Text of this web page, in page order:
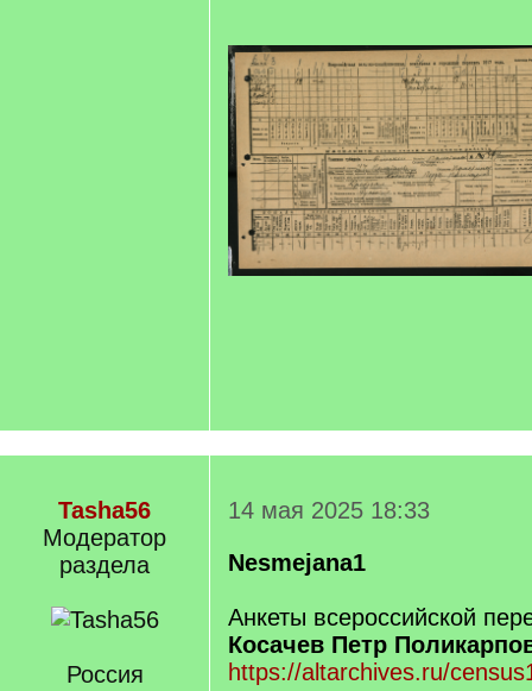
Tasha56
Модератор
раздела
Россия
14 мая 2025 18:33
Nesmejana1
Анкеты всероссийской
Косачев Петр
https://altarchives.ru/